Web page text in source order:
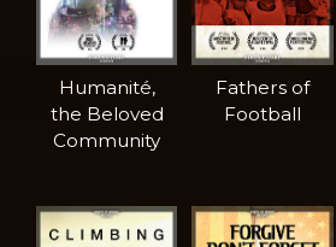
Humanité,
the Beloved
Community
Fathers of
Football